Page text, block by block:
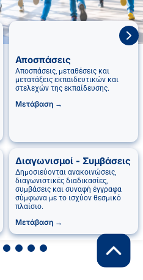
Αποσπάσεις
Αποσπάσεις, μεταθέσεις και
μετατάξεις εκπαιδευτικών και
στελεχών της εκπαίδευσης.
Μετάβαση →
Διαγωνισμοί - Συμβάσεις
Δημοσιεύονται ανακοινώσεις,
διαγωνιστικές διαδικασίες,
συμβάσεις και συναφή έγγραφα
σύμφωνα με το ισχύον θεσμικό
πλαίσιο.
Μετάβαση →
Επιστροφή